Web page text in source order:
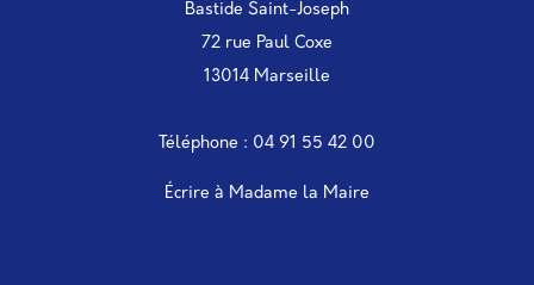
Bastide Saint-Joseph
72 rue Paul Coxe
13014 Marseille
Téléphone : 04 91 55 42 00
Écrire à Madame la Maire